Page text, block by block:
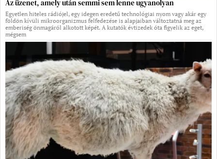
Az üzenet, amely után semmi sem lenne ugyanolyan
Egyetlen hiteles rádiójel, egy idegen eredetű technológiai nyom vagy akár egy
földön kívüli mikroorganizmus felfedezése is alapjaiban változtatná meg az
emberiség önmagáról alkotott képét. A kutatók évtizedek óta figyelik az eget,
mégsem